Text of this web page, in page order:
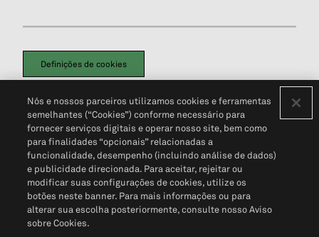
Definições de cookies
Política de PrivacidadePortal de privacidade do cliente (em inglês)
Não Venda Minhas Informações Pessoais© 2026 S&P Global
Nós e nossos parceiros utilizamos cookies e ferramentas
semelhantes (“Cookies”) conforme necessário para
fornecer serviços digitais e operar nosso site, bem como
para finalidades “opcionais” relacionadas a
funcionalidade, desempenho (incluindo análise de dados)
e publicidade direcionada. Para aceitar, rejeitar ou
modificar suas configurações de cookies, utilize os
botões neste banner. Para mais informações ou para
alterar sua escolha posteriormente, consulte nosso Aviso
sobre Cookies.